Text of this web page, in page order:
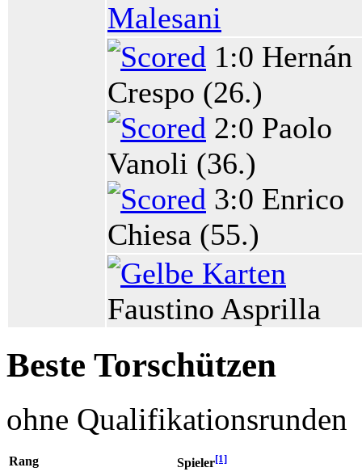
Malesani
1:0 Hernán
Crespo (26.)
2:0 Paolo
Vanoli (36.)
3:0 Enrico
Chiesa (55.)
Faustino Asprilla
Beste Torschützen
ohne Qualifikationsrunden
Rang Spieler[1]